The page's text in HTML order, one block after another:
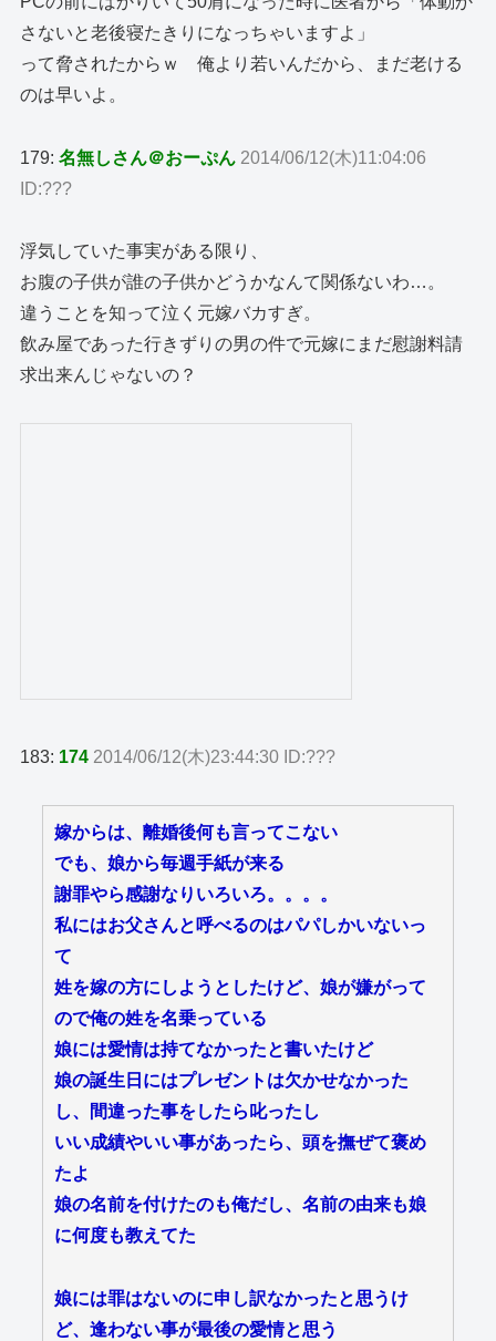
さないと老後寝たきりになっちゃいますよ」
って脅されたからｗ 俺より若いんだから、まだ老ける
のは早いよ。
179:名無しさん＠おーぷん 2014/06/12(木)11:04:06
ID:???
浮気していた事実がある限り、
お腹の子供が誰の子供かどうかなんて関係ないわ…。
違うことを知って泣く元嫁バカすぎ。
飲み屋であった行きずりの男の件で元嫁にまだ慰謝料請
求出来んじゃないの？
183: 174 2014/06/12(木)23:44:30 ID:???
嫁からは、離婚後何も言ってこない
でも、娘から毎週手紙が来る
謝罪やら感謝なりいろいろ。。。。
私にはお父さんと呼べるのはパパしかいないっ
て
姓を嫁の方にしようとしたけど、娘が嫌がって
ので俺の姓を名乗っている
娘には愛情は持てなかったと書いたけど
娘の誕生日にはプレゼントは欠かせなかった
し、間違った事をしたら叱ったし
いい成績やいい事があったら、頭を撫ぜて褒め
たよ
娘の名前を付けたのも俺だし、名前の由来も娘
に何度も教えてた
娘には罪はないのに申し訳なかったと思うけ
ど、逢わない事が最後の愛情と思う